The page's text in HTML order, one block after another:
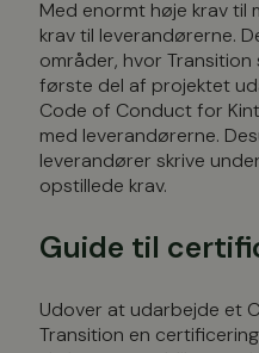
Med enormt høje krav til
krav til leverandørerne.
områder, hvor
første del af projektet
Code of Conduct for
med leverandørerne.
leverandører skrive
opstillede krav.
Guide til
Udover at udarbejde et
Transition en